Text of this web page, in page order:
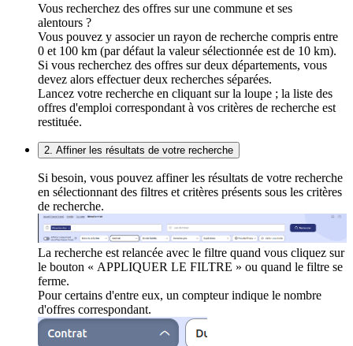
Vous recherchez des offres sur une commune et ses
alentours ?
Vous pouvez y associer un rayon de recherche compris entre
0 et 100 km (par défaut la valeur sélectionnée est de 10 km).
Si vous recherchez des offres sur deux départements, vous
devez alors effectuer deux recherches séparées.
Lancez votre recherche en cliquant sur la loupe ; la liste des
offres d'emploi correspondant à vos critères de recherche est
restituée.
2. Affiner les résultats de votre recherche
Si besoin, vous pouvez affiner les résultats de votre recherche
en sélectionnant des filtres et critères présents sous les critères
de recherche.
La recherche est relancée avec le filtre quand vous cliquez sur
le bouton « APPLIQUER LE FILTRE » ou quand le filtre se
ferme.
Pour certains d'entre eux, un compteur indique le nombre
d'offres correspondant.